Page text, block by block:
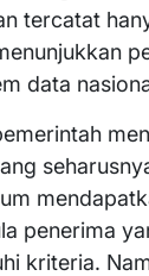
tercatat
data
penerima
kriteria.